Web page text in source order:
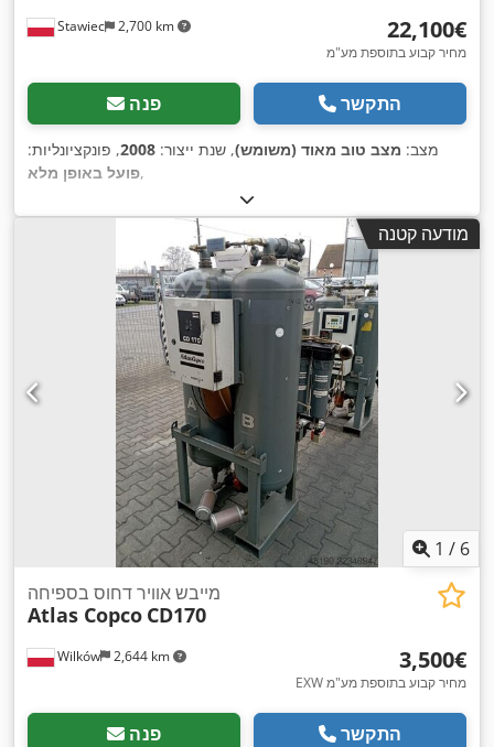
Stawiec 2,700 km ‏22,100 ‏€
מחיר קבוע בתוספת מע"מ
פנה התקשר
מצב: מצב טוב מאוד (משומש), שנת ייצור: 2008, פונקציונליות:
פועל באופן מלא,
מודעה קטנה
1 / 6
Wilków 2,644 km
מייבש אוויר דחוס בספיחה
Atlas Copco CD170
‏3,500 ‏€
EXW מחיר קבוע בתוספת מע"מ
פנה התקשר